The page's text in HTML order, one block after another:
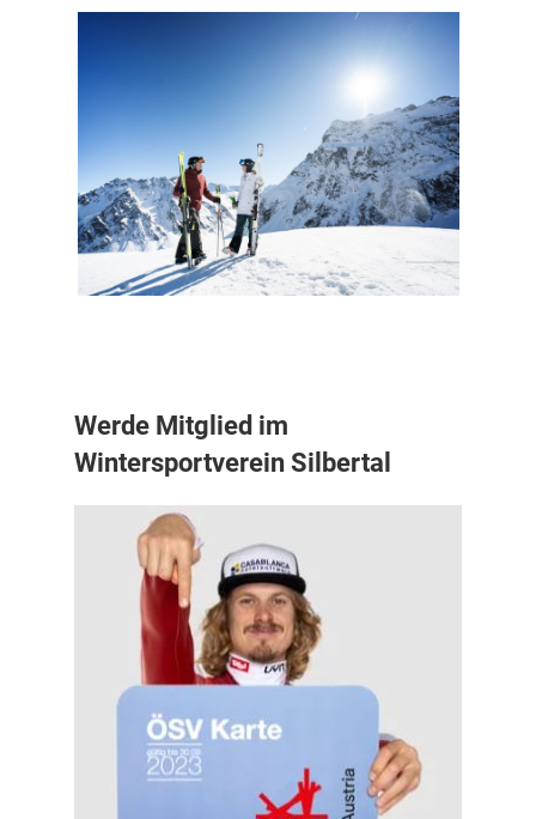
Werde Mitglied im
Wintersportverein Silbertal